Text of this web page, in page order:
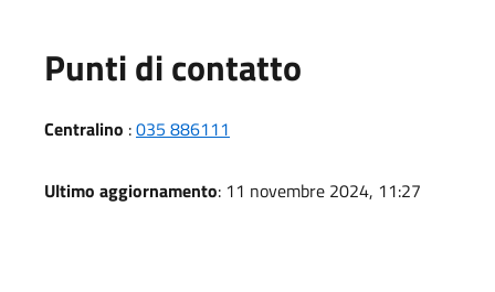
Punti di contatto
Centralino :035 886111
Ultimo aggiornamento: 11 novembre 2024, 11:27